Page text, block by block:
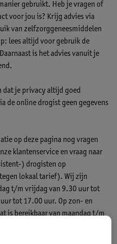
gebruikt. Heb je vragen of
voor jou is? Krijg advies via
van zelfzorggeneesmiddelen
lees altijd voor gebruik de
is het advies vanuit je
dat je privacy altijd goed
de online drogist geen gegevens
op deze pagina nog vragen
klantenservice en vraag naar
) drogisten op
lokaal tarief). Wij zijn
t/m vrijdag van 9.30 uur tot
tot 17.00 uur. Op zon- en
is bereikbaar van maandag t/m
te gaan met de bestelling van